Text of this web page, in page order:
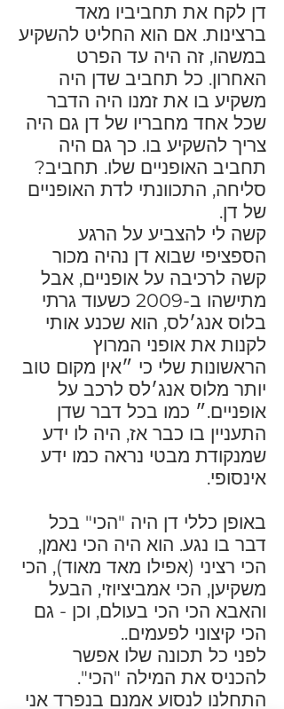
דן לקח את תחביביו מאד
ברצינות. אם הוא החליט להשקיע
במשהו, זה היה עד הפרט
האחרון. כל תחביב שדן היה
משקיע בו את זמנו היה הדבר
שכל אחד מחבריו של דן גם היה
צריך להשקיע בו. כך גם היה
תחביב האופניים שלו. תחביב?
סליחה, התכוונתי לדת האופניים
של דן.
קשה לי להצביע על הרגע
הספציפי שבוא דן נהיה מכור
קשה לרכיבה על אופניים, אבל
מתישהו ב-2009 כשעוד גרתי
בלוס אנג׳לס, הוא שכנע אותי
לקנות את אופני המרוץ
הראשונות שלי כי ״אין מקום טוב
יותר מלוס אנג׳לס לרכב על
אופניים.״ כמו בכל דבר שדן
התעניין בו כבר אז, היה לו ידע
שמנקודת מבטי נראה כמו ידע
אינסופי.
באופן כללי דן היה "הכי" בכל
דבר בו נגע. הוא היה הכי נאמן,
הכי רציני (אפילו מאד מאוד), הכי
משקיען, הכי אמביציוזי, הבעל
והאבא הכי הכי בעולם, וכן - גם
הכי קיצוני לפעמים..
לפני כל תכונה שלו אפשר
להכניס את המילה "הכי".
התחלנו לנסוע אמנם בנפרד אני